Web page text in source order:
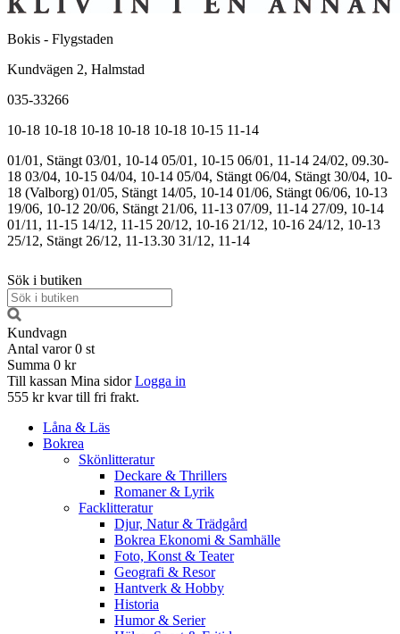
Bokis - Flygstaden
Kundvägen 2, Halmstad
035-33266
10-18 10-18 10-18 10-18 10-18 10-15 11-14
01/01, Stängt 03/01, 10-14 05/01, 10-15 06/01, 11-14 24/02, 09.30-
18 03/04, 10-15 04/04, 10-14 05/04, Stängt 06/04, Stängt 30/04, 10-
18 (Valborg) 01/05, Stängt 14/05, 10-14 01/06, Stängt 06/06, 10-13
19/06, 10-12 20/06, Stängt 21/06, 11-13 07/09, 11-14 27/09, 10-14
01/11, 11-15 14/12, 11-15 20/12, 10-16 21/12, 10-16 24/12, 10-13
25/12, Stängt 26/12, 11-13.30 31/12, 11-14
Sök i butiken
Kundvagn
Antal varor 0 st
Summa 0 kr
Till kassan Mina sidor Logga in
555 kr kvar till fri frakt.
Låna & Läs
Bokrea
Skönlitteratur
Deckare & Thrillers
Romaner & Lyrik
Facklitteratur
Djur, Natur & Trädgård
Bokrea Ekonomi & Samhälle
Foto, Konst & Teater
Geografi & Resor
Hantverk & Hobby
Historia
Humor & Serier